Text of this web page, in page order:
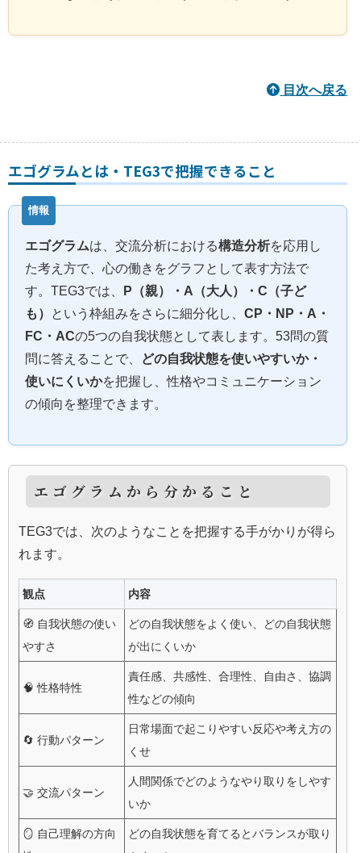
目次へ戻る
エゴグラムとは・TEG3で把握できること
エゴグラムは、交流分析における構造分析を応用し
た考え方で、心の働きをグラフとして表す方法で
す。TEG3では、
P（親）・A（大人）・C（子ど
も）
という枠組みをさらに細分化し、 CP・NP・A・
FC・ACの5つの自我状態として表します。53問の質
問に答えることで、
どの自我状態を使いやすいか・
使いにくいかを把握し、性格やコミュニケーション
の傾向を整理できます。
エゴグラムから分かること
TEG3では、次のようなことを把握する手がかりが得ら
れます。
観点 内容
🧭 自我状態の使い
やすさ
どの自我状態をよく使い、どの自我状態
が出にくいか
🧠 性格特性
責任感、共感性、合理性、自由さ、協調
性などの傾向
🔄 行動パターン
日常場面で起こりやすい反応や考え方の
くせ
🤝 交流パターン
人間関係でどのようなやり取りをしやす
いか
🪞 自己理解の方向
どの自我状態を育てるとバランスが取り